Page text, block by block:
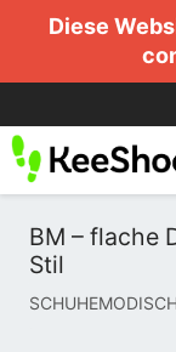
Diese
BM – flache
Stil
SCHUHEMODISCH